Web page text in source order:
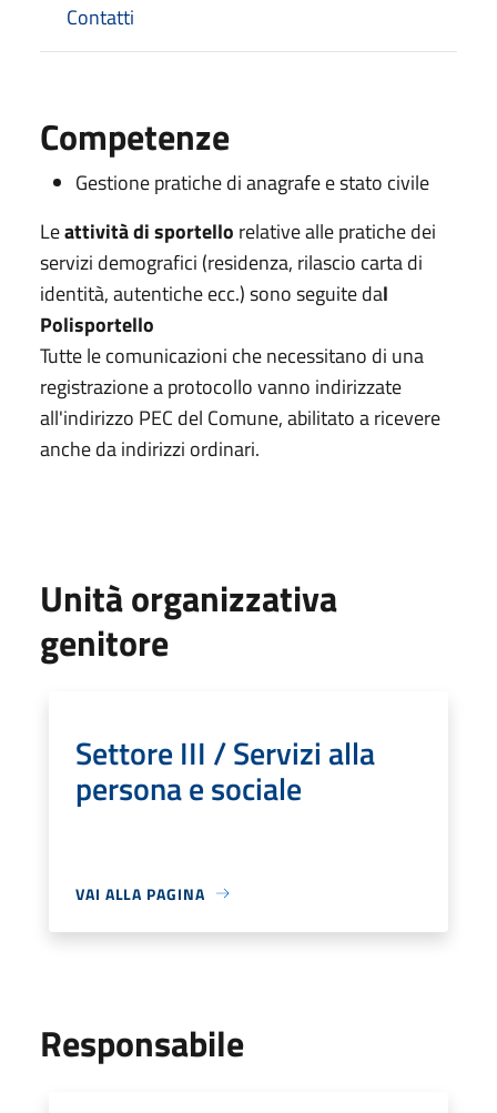
Contatti
Competenze
Gestione pratiche di anagrafe e stato civile
Leattività di sportello relative alle pratiche dei
servizi demografici (residenza, rilascio carta di
identità, autentiche ecc.) sono seguite dal
Polisportello
Tutte le comunicazioni che necessitano di una
registrazione a protocollo vanno indirizzate
all'indirizzo PEC del Comune, abilitato a ricevere
anche da indirizzi ordinari.
Unità organizzativa
genitore
Settore III / Servizi alla
persona e sociale
VAI ALLA PAGINA
Responsabile